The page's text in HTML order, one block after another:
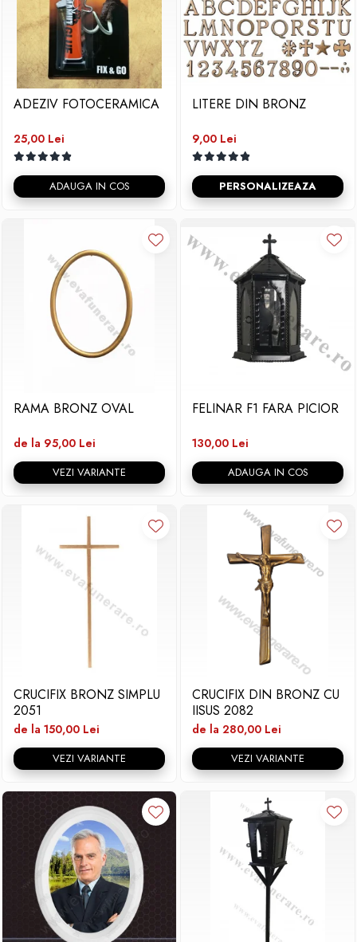
ADEZIV FOTOCERAMICA
25,00 Lei
ADAUGA IN COS
LITERE DIN BRONZ
9,00 Lei
PERSONALIZEAZA
RAMA BRONZ OVAL
de la 95,00 Lei
VEZI VARIANTE
FELINAR F1 FARA PICIOR
130,00 Lei
ADAUGA IN COS
CRUCIFIX BRONZ SIMPLU
2051
de la 150,00 Lei
VEZI VARIANTE
CRUCIFIX DIN BRONZ CU
IISUS 2082
de la 280,00 Lei
VEZI VARIANTE